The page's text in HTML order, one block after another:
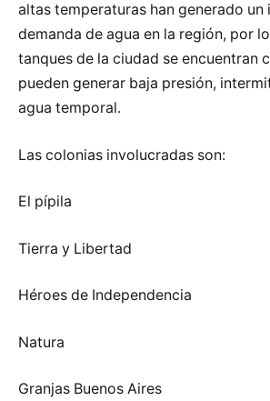
altas temperaturas han generado un
demanda de agua en la región, por
tanques de la ciudad se encuentran
pueden generar baja presión,
agua temporal.
Las colonias involucradas son:
El pípila
Tierra y Libertad
Héroes de Independencia
Natura
Granjas Buenos Aires